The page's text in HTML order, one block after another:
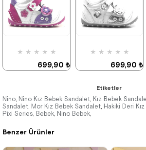
Benzer Ürünler
1.019,90 ₺
1.019,90 ₺
★ ★ ★ ★ ★
699,90 ₺
%31İndirim
★ ★ ★ ★ ★
699,90 ₺
%31İndirim
Etiketler
Nino, Nino Kız Bebek Sandalet, Kız Bebek
Sandalet, Mor Kız Bebek Sandalet, Hakiki Deri
Pixi Series, Bebek, Nino Bebek,